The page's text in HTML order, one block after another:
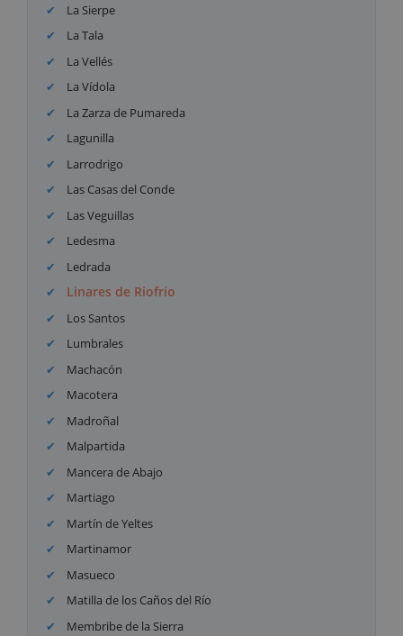
La Sierpe
La Tala
La Vellés
La Vídola
La Zarza de Pumareda
Lagunilla
Larrodrigo
Las Casas del Conde
Las Veguillas
Ledesma
Ledrada
Linares de Riofrío
Los Santos
Lumbrales
Machacón
Macotera
Madroñal
Malpartida
Mancera de Abajo
Martiago
Martín de Yeltes
Martinamor
Masueco
Matilla de los Caños del Río
Membribe de la Sierra